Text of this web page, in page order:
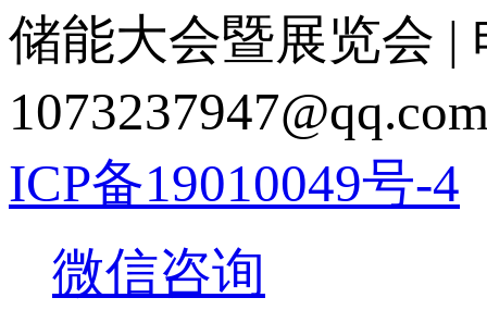
储能大会暨展览会 |
ICP备19010049号-4
微信咨询